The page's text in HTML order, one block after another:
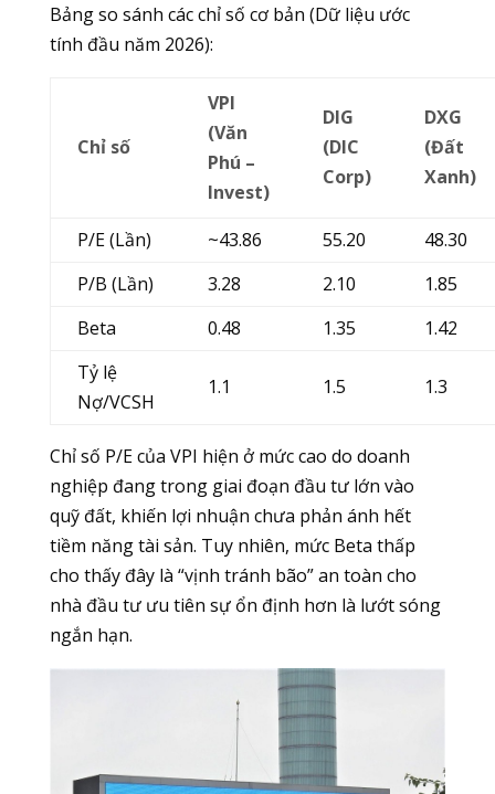
Bảng so sánh các chỉ số cơ bản (Dữ liệu ước
tính đầu năm 2026):
Chỉ số
VPI
(Văn
Phú –
Invest)
DIG
(DIC
Corp)
DXG
(Đất
Xanh)
P/E (Lần) ~43.86 55.20
48.30
P/B (Lần)
3.28 2.10
1.85
Beta
0.48 1.35
1.42
Tỷ lệ
Nợ/VCSH
1.1 1.5 1.3
Chỉ số P/E của VPI hiện ở mức cao do doanh
nghiệp đang trong giai đoạn đầu tư lớn vào
quỹ đất, khiến lợi nhuận chưa phản ánh hết
tiềm năng tài sản. Tuy nhiên, mức Beta thấp
cho thấy đây là “vịnh tránh bão” an toàn cho
nhà đầu tư ưu tiên sự ổn định hơn là lướt sóng
ngắn hạn.